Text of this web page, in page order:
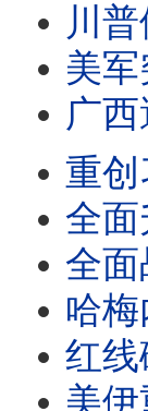
川普停战
美军突停打击
广西遇难近2
重创习思想
全面升级：川
全面战争！
哈梅内伊
红线破了：
美伊重大升